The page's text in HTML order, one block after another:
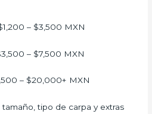
– $3,500 MXN
– $7,500 MXN
– $20,000+ MXN
tipo de carpa y extras